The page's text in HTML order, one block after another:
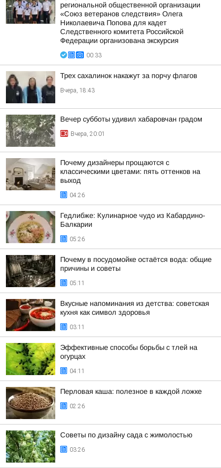
региональной общественной организации
«Союз ветеранов следствия» Олега
Николаевича Попова для кадет
Следственного комитета Российской
Федерации организована экскурсия
00:33
Трех сахалинок накажут за порчу флагов
Вчера, 18:43
Вечер субботы удивил хабаровчан градом
Вчера, 20:01
Почему дизайнеры прощаются с
классическими цветами: пять оттенков на
выход
04:26
Гедлибже: Кулинарное чудо из Кабардино-
Балкарии
05:26
Почему в посудомойке остаётся вода: общие
причины и советы
05:11
Вкусные напоминания из детства: советская
кухня как символ здоровья
03:11
Эффективные способы борьбы с тлей на
огурцах
04:11
Перловая каша: полезное в каждой ложке
02:26
Советы по дизайну сада с жимолостью
03:26